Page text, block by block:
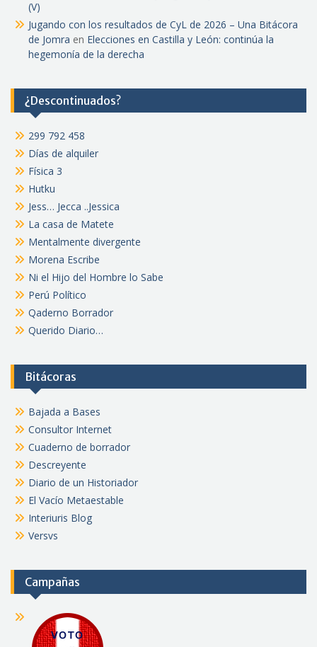
(V)
Jugando con los resultados de CyL de 2026 – Una Bitácora
de Jomra en Elecciones en Castilla y León: continúa la
hegemonía de la derecha
¿Descontinuados?
299 792 458
Días de alquiler
Física 3
Hutku
Jess… Jecca ..Jessica
La casa de Matete
Mentalmente divergente
Morena Escribe
Ni el Hijo del Hombre lo Sabe
Perú Político
Qaderno Borrador
Querido Diario…
Bitácoras
Bajada a Bases
Consultor Internet
Cuaderno de borrador
Descreyente
Diario de un Historiador
El Vacío Metaestable
Interiuris Blog
Versvs
Campañas